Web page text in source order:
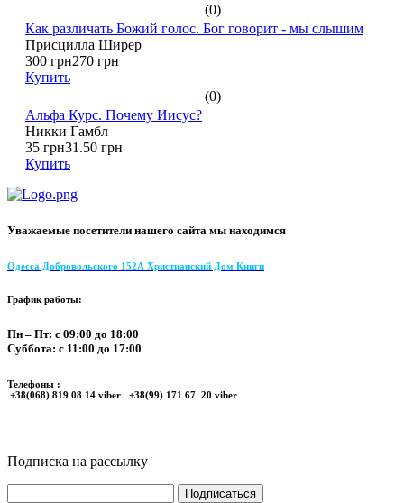
(0)
Как различать Божий голос. Бог говорит - мы слышим
Присцилла Ширер
300 грн270 грн
Купить
(0)
Альфа Курс. Почему Иисус?
Никки Гамбл
35 грн31.50 грн
Купить
Уважаемые посетители нашего сайта мы находимся
Одесса Добровольского 152А Христианский Дом Книги
График работы:
Пн – Пт: с 09:00 до 18:00
Суббота: с 11:00 до 17:00
Телефоны :
+38(068) 819 08 14 viber +38(99) 171 67 20 viber
Подписка на рассылку